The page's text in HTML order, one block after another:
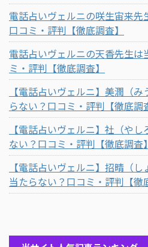
電話占いヴェルニの咲生宙来先
口コミ・評判【徹底調査】
電話占いヴェルニの天香先生は
ミ・評判【徹底調査】
【電話占いヴェルニ】美潤（
らない？口コミ・評判【徹底調
【電話占いヴェルニ】社（や
ない？口コミ・評判【徹底調査】
【電話占いヴェルニ】招晴（
当たらない？口コミ・評判【徹